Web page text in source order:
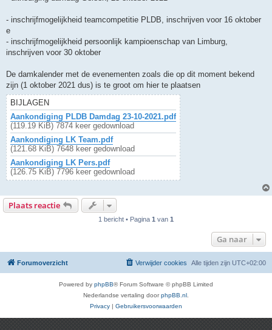
- inschrijfmogelijkheid teamcompetitie PLDB, inschrijven voor 16 oktober
e
- inschrijfmogelijkheid persoonlijk kampioenschap van Limburg,
inschrijven voor 30 oktober
De damkalender met de evenementen zoals die op dit moment bekend
zijn (1 oktober 2021 dus) is te groot om hier te plaatsen
BIJLAGEN
Aankondiging PLDB Damdag 23-10-2021.pdf
(119.19 KiB) 7874 keer gedownload
Aankondiging LK Team.pdf
(121.68 KiB) 7648 keer gedownload
Aankondiging LK Pers.pdf
(126.75 KiB) 7796 keer gedownload
Plaats reactie
1 bericht • Pagina 1 van 1
Ga naar
Forumoverzicht Alle tijden zijn UTC+02:00
Verwijder cookies
Powered by phpBB® Forum Software © phpBB Limited
Nederlandse vertaling doorphpBB.nl
Privacy | Gebruikersvoorwaarden